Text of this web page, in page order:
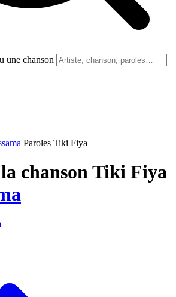
une chanson
Paroles Tiki Fiya
chanson Tiki Fiya